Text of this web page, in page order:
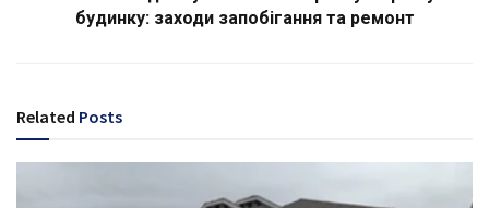
будинку: заходи запобігання та ремонт
Related Posts